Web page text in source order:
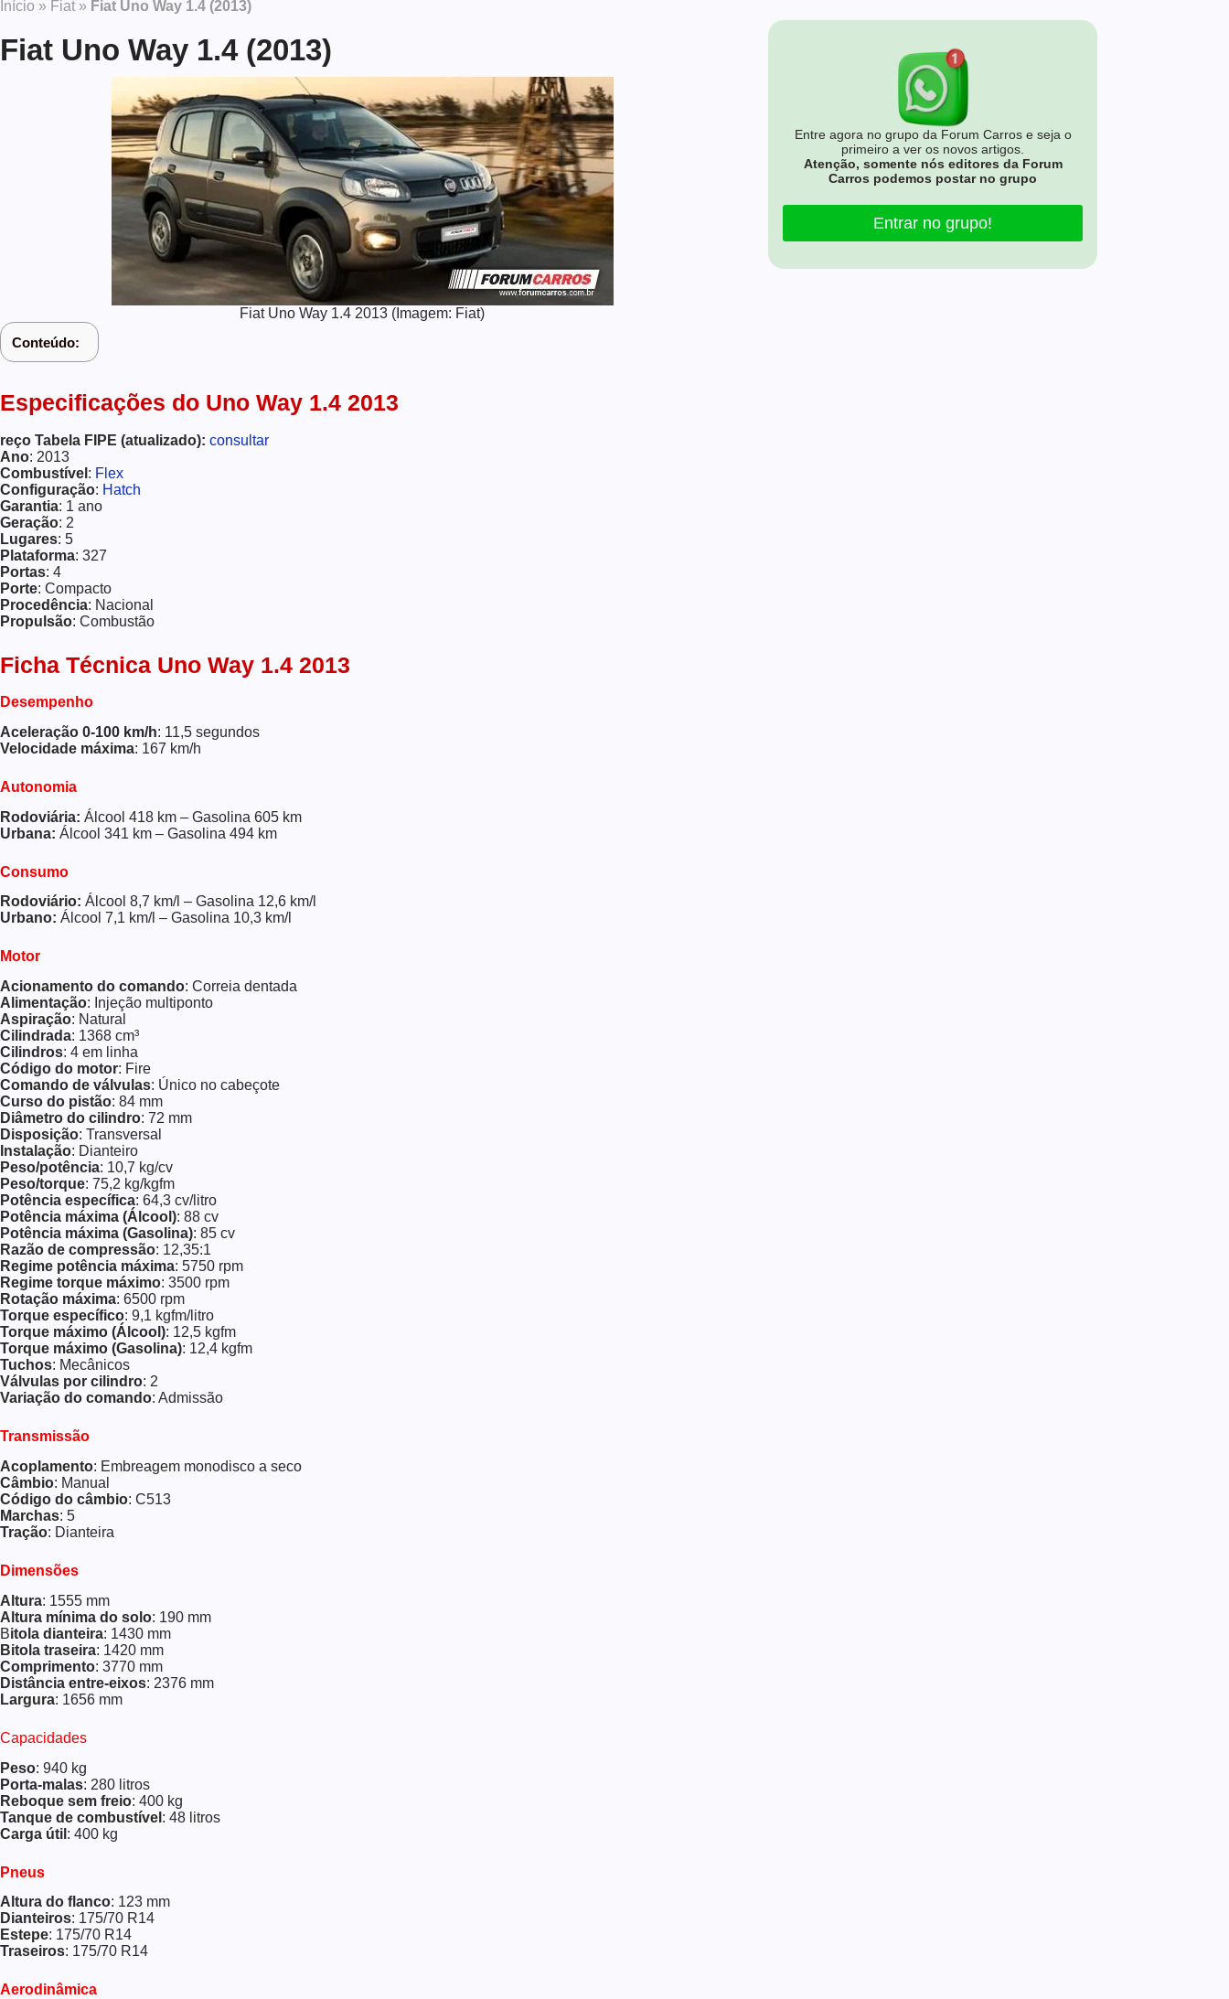
Início » Fiat » Fiat Uno Way 1.4 (2013)
Fiat Uno Way 1.4 (2013)
Fiat Uno Way 1.4 2013 (Imagem: Fiat)
Conteúdo:
Especificações do Uno Way 1.4 2013
reço Tabela FIPE (atualizado): consultar
Ano: 2013
Combustível : Flex
Configuração: Hatch
Garantia: 1 ano
Geração: 2
Lugares: 5
Plataforma: 327
Portas: 4
Porte: Compacto
Procedência: Nacional
Propulsão: Combustão
Ficha Técnica Uno Way 1.4 2013
Desempenho
Aceleração 0-100 km/h: 11,5 segundos
Velocidade máxima: 167 km/h
Autonomia
Rodoviária: Álcool 418 km – Gasolina 605 km
Urbana: Álcool 341 km – Gasolina 494 km
Consumo
Rodoviário: Álcool 8,7 km/l – Gasolina 12,6 km/l
Urbano: Álcool 7,1 km/l – Gasolina 10,3 km/l
Motor
Acionamento do comando: Correia dentada
Alimentação: Injeção multiponto
Aspiração: Natural
Cilindrada: 1368 cm³
Cilindros: 4 em linha
Código do motor: Fire
Comando de válvulas: Único no cabeçote
Curso do pistão: 84 mm
Diâmetro do cilindro: 72 mm
Disposição: Transversal
Instalação: Dianteiro
Peso/potência: 10,7 kg/cv
Peso/torque: 75,2 kg/kgfm
Potência específica: 64,3 cv/litro
Potência máxima (Álcool): 88 cv
Potência máxima (Gasolina): 85 cv
Razão de compressão: 12,35:1
Regime potência máxima: 5750 rpm
Regime torque máximo: 3500 rpm
Rotação máxima: 6500 rpm
Torque específico: 9,1 kgfm/litro
Torque máximo (Álcool): 12,5 kgfm
Torque máximo (Gasolina): 12,4 kgfm
Tuchos: Mecânicos
Válvulas por cilindro: 2
Variação do comando: Admissão
Transmissão
Acoplamento: Embreagem monodisco a seco
Câmbio: Manual
Código do câmbio: C513
Marchas: 5
Tração: Dianteira
Dimensões
Altura: 1555 mm
Altura mínima do solo: 190 mm
Bitola dianteira: 1430 mm
Bitola traseira: 1420 mm
Comprimento: 3770 mm
Distância entre-eixos: 2376 mm
Largura: 1656 mm
Capacidades
Peso: 940 kg
Porta-malas: 280 litros
Reboque sem freio: 400 kg
Tanque de combustível : 48 litros
Carga útil : 400 kg
Pneus
Altura do flanco: 123 mm
Dianteiros: 175/70 R14
Estepe: 175/70 R14
Traseiros: 175/70 R14
Aerodinâmica
Entre agora no grupo da Forum Carros e seja o
primeiro a ver os novos artigos.
Atenção, somente nós editores da Forum
Carros podemos postar no grupo
Entrar no grupo!